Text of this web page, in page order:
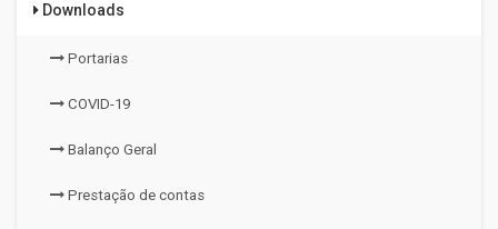
Downloads
Portarias
COVID-19
Balanço Geral
Prestação de contas